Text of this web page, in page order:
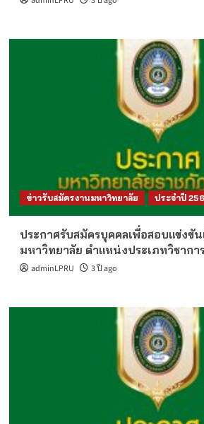
ข่าวรับสมัครงานมหาวิทยาลัย ประจำปี
ประกาศรับสมัครบุคคลเพื่อสอบแข่งขั
มหาวิทยาลัย ตำแหน่งประเภทวิชากา
adminLPRU 3 ปี ago